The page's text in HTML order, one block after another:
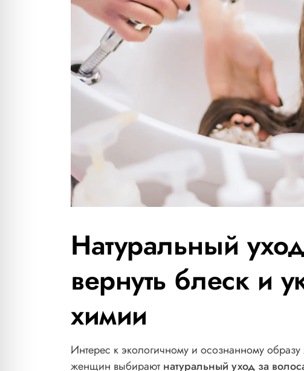
Натуральный
вернуть блеск и
химии
Интерес к экологичному и осознанному
женщин выбирают натуральный уход за